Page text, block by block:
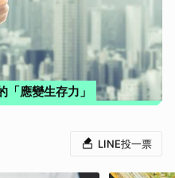
應變生存力」
LINE投一票